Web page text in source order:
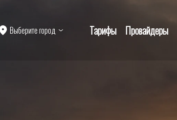
Выберите город Тарифы Провайдеры